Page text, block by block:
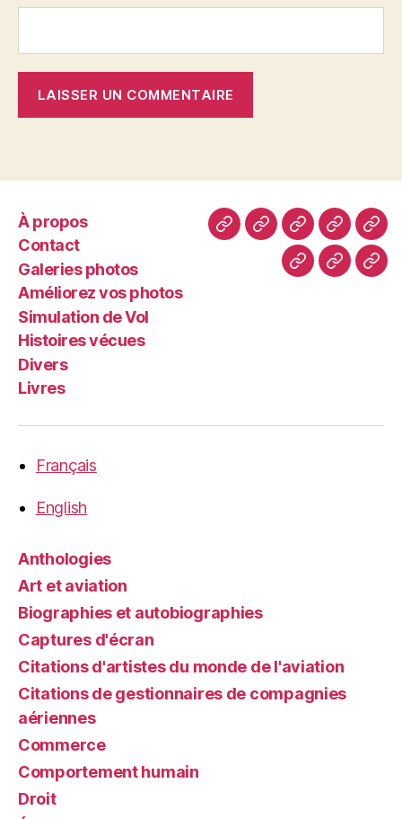
À propos
Contact
Galeries photos
Améliorez vos photos
Simulation de Vol
Histoires vécues
Divers
Livres
À
ContactGaleries
photosvos
de
Histoires
Divers
Français
English
Anthologies
Art et aviation
Biographies et autobiographies
Captures d'écran
Citations d'artistes du monde de l'aviation
Citations de gestionnaires de compagnies
aériennes
Commerce
Comportement humain
Droit